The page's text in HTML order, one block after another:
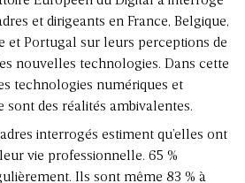
et dirigeants en France, Belgique,
et Portugal sur leurs perceptions de
nouvelles technologies. Dans cette
technologies numériques et
sont des réalités ambivalentes.
interrogés estiment qu’elles ont
vie professionnelle. 65 %
Ils sont même 83 % à